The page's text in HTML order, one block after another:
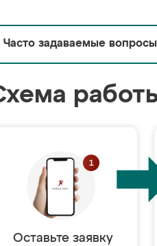
Часто задаваемые вопросы
Оставьте заявку